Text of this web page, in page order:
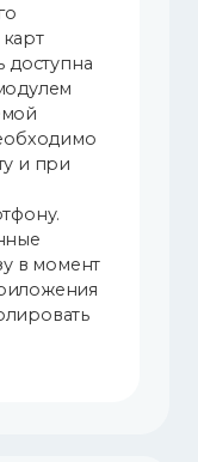
доступна
и при
в момент